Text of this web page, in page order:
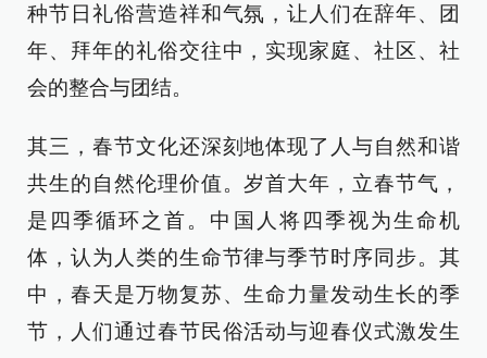
种节日礼俗营造祥和气氛，让人们在辞年、团
年、拜年的礼俗交往中，实现家庭、社区、社
会的整合与团结。
其三，春节文化还深刻地体现了人与自然和谐
共生的自然伦理价值。岁首大年，立春节气，
是四季循环之首。中国人将四季视为生命机
体，认为人类的生命节律与季节时序同步。其
中，春天是万物复苏、生命力量发动生长的季
节，人们通过春节民俗活动与迎春仪式激发生